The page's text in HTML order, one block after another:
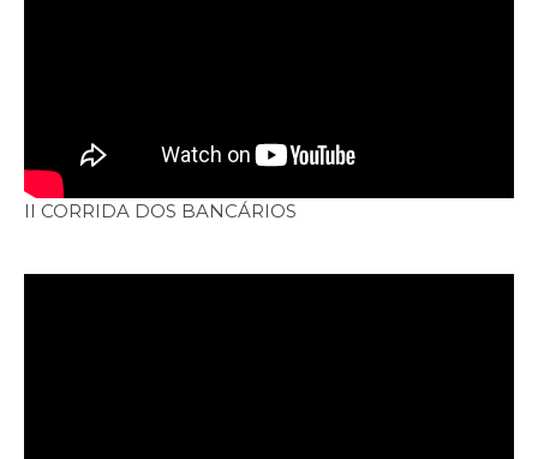
II CORRIDA DOS BANCÁRIOS